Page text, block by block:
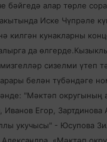
бәйгедә алар төрле
Иске Чүпрәле
килгән кунакларны
да
мизгелләр сизелми үтеп
белән түбәндәге
"Мәктәп округының
Иванов Егор, Зартдинова
укучысы" - Юсупова